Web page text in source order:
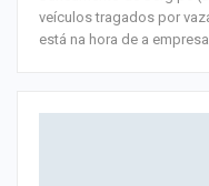
veículos tragados por
está na hora de a